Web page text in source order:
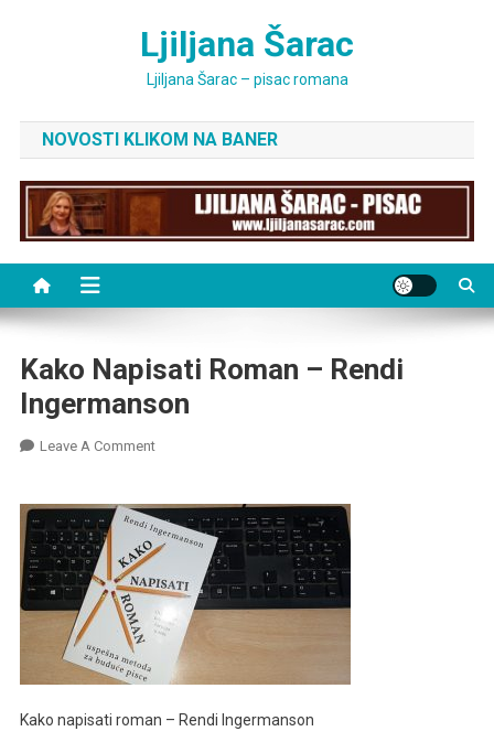
Ljiljana Šarac
Ljiljana Šarac – pisac romana
NOVOSTI KLIKOM NA BANER
Kako Napisati Roman – Rendi
Ingermanson
Leave A CommentOn
Roman
–
Ingermanson
Kako napisati roman – Rendi Ingermanson